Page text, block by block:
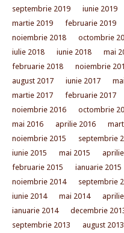
septembrie 2019
iunie 2019
martie 2019
februarie 2019
noiembrie 2018
octombrie
iulie 2018
iunie 2018 mai
februarie 2018
noiembrie
august 2017
iunie 2017
martie 2017
februarie 2017
noiembrie 2016
octombrie
mai 2016
aprilie 2016
noiembrie 2015
septembrie
iunie 2015
mai 2015
februarie 2015
ianuarie 2015
noiembrie 2014
septembrie
iunie 2014
mai 2014
ianuarie 2014
decembrie
septembrie 2013
august 2013